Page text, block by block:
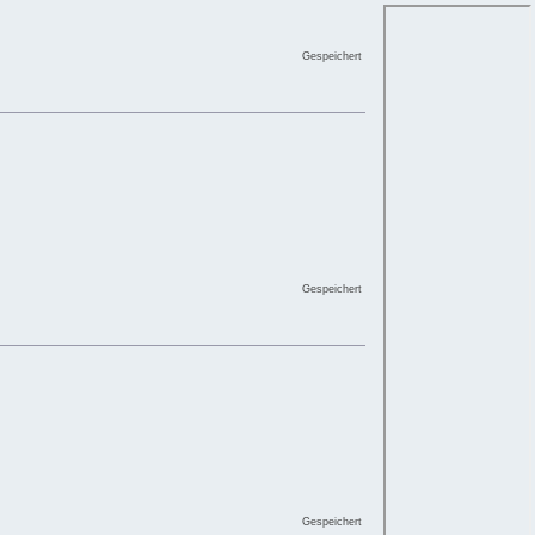
Gespeichert
Gespeichert
Gespeichert